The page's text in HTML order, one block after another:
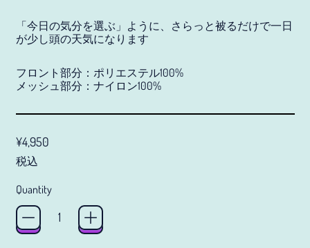
「今日の気分を選ぶ」ように、さらっと被るだけで一日
が少し頭の天気になります
フロント部分：ポリエステル100%
メッシュ部分：ナイロン100%
Regular price
¥4,950
税込
Quantity
アルゼンチン (JPY ¥)
アルバニア (JPY ¥)
アルメニア (JPY ¥)
アンギラ (JPY ¥)
アンゴラ (JPY ¥)
アンティグア・バーブ
アンドラ (JPY ¥)